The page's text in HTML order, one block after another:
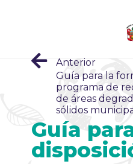
Anterior
Guía para la
programa de
de áreas
sólidos
Guía